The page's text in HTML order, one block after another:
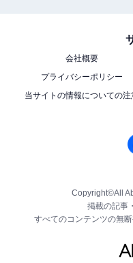
会社概要
プライバシーポリシー
当サイトの情報についての注
Copyright©All
掲載の記事
すべてのコンテンツの無